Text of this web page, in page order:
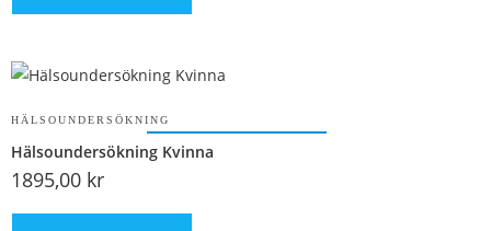
HÄLSOUNDERSÖKNING
Hälsoundersökning Kvinna
1895,00 kr